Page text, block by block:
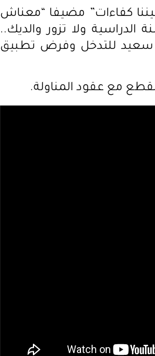
كفاءات” مضيفا “معناش
الدراسية ولا تزور والديك..
قيس سعيد للتدخل وفرض تطبيق
مع عقود المناولة.